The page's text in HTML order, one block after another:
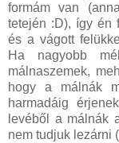
formám van
tetején :D), így én
és a vágott
Ha nagyobb
málnaszemek,
hogy a málnák
harmadáig
levéből a málnák
nem tudjuk lezárni